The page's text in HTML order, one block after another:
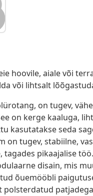
hoovile, aiale või
või lihtsalt
on tugev,
on kerge kaaluga,
kasutatakse seda
on tugev, stabiilne,
pikaajalise töö.
disain, mis
õuemööbli